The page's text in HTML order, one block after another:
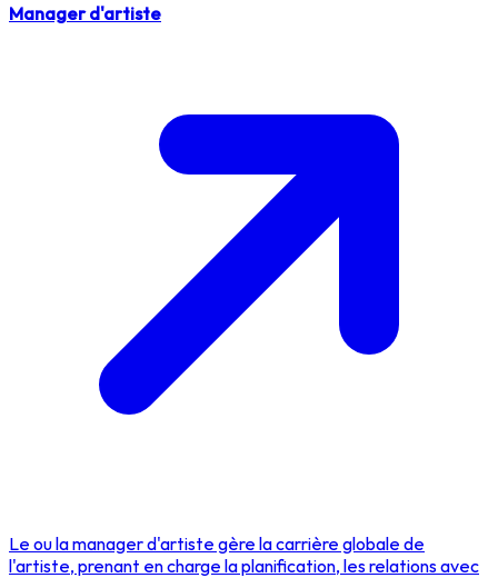
Manager d'artiste
Le ou la manager d'artiste gère la carrière globale de
l'artiste, prenant en charge la planification, les relations avec